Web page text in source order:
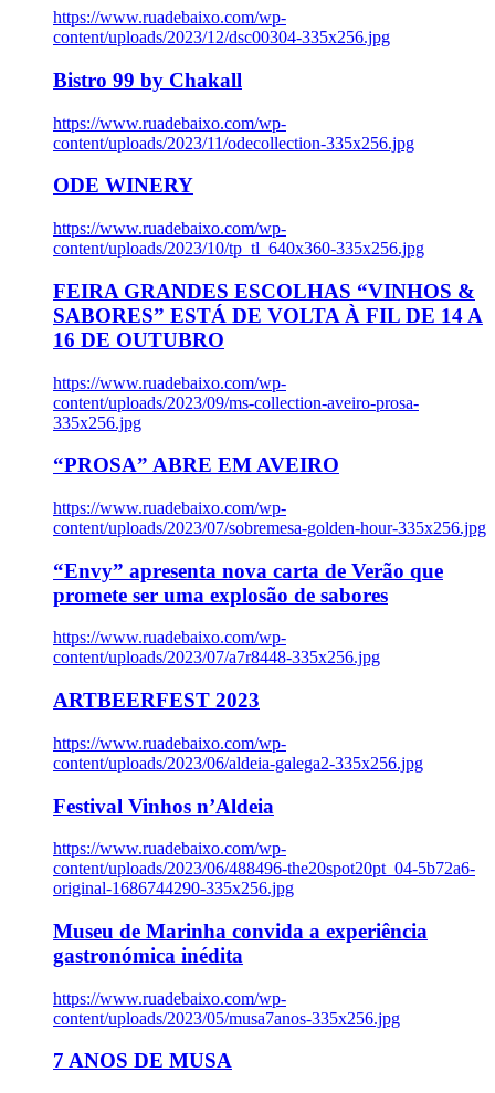
https://www.ruadebaixo.com/wp-
content/uploads/2023/12/dsc00304-335x256.jpg
Bistro 99 by Chakall
https://www.ruadebaixo.com/wp-
content/uploads/2023/11/odecollection-335x256.jpg
ODE WINERY
https://www.ruadebaixo.com/wp-
content/uploads/2023/10/tp_tl_640x360-335x256.jpg
FEIRA GRANDES ESCOLHAS “VINHOS &
SABORES” ESTÁ DE VOLTA À FIL DE 14 A
16 DE OUTUBRO
https://www.ruadebaixo.com/wp-
content/uploads/2023/09/ms-collection-aveiro-prosa-
335x256.jpg
“PROSA” ABRE EM AVEIRO
https://www.ruadebaixo.com/wp-
content/uploads/2023/07/sobremesa-golden-hour-335x256.jpg
“Envy” apresenta nova carta de Verão que
promete ser uma explosão de sabores
https://www.ruadebaixo.com/wp-
content/uploads/2023/07/a7r8448-335x256.jpg
ARTBEERFEST 2023
https://www.ruadebaixo.com/wp-
content/uploads/2023/06/aldeia-galega2-335x256.jpg
Festival Vinhos n’Aldeia
https://www.ruadebaixo.com/wp-
content/uploads/2023/06/488496-the20spot20pt_04-5b72a6-
original-1686744290-335x256.jpg
Museu de Marinha convida a experiência
gastronómica inédita
https://www.ruadebaixo.com/wp-
content/uploads/2023/05/musa7anos-335x256.jpg
7 ANOS DE MUSA